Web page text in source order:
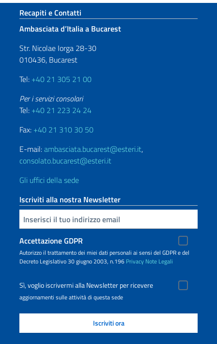
Sezione footer
Recapiti e Contatti
Ambasciata d’Italia a Bucarest
Str. Nicolae Iorga 28-30
010436, Bucarest
Tel: +40 21 305 21 00
Per i servizi consolari
Tel: +40 21 223 24 24
Fax: +40 21 310 30 50
E-mail:ambasciata.bucarest@esteri.it,
consolato.bucarest@esteri.it
Gli uffici della sede
Iscriviti alla nostra Newsletter
Inserisci la tua email
Accettazione GDPR
Autorizzo il trattamento dei miei dati personali ai sensi del GDPR e del
Decreto Legislativo 30 giugno 2003, n.196 Privacy Note Legali
Sì, voglio iscrivermi alla Newsletter per ricevere
aggiornamenti sulle attività di questa sede